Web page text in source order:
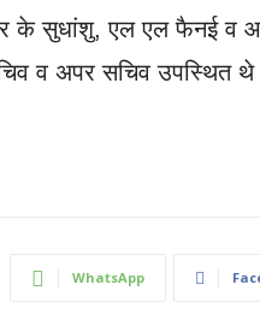
सुधांशु, एल एल फैनई व आर
व अपर सचिव उपस्थित
WhatsApp